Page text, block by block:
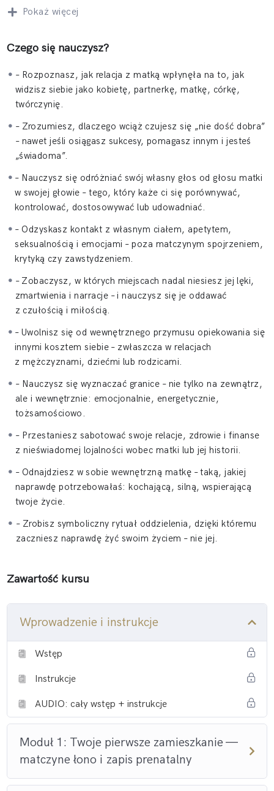
wszystkie książki.
Ale jeśli w środku nadal jesteś przywiązana do swojej matki
— to wciąż żyjesz jej historią. Nie swoją.
Ten dotyka wszelkich spraw i tematów, w których Twoja
matka (lub jej brak) ma znaczenie.
Zdejmuje z barków to, co niosłaś przez całe życie.
Czy często czujesz, że musisz się starać, żeby zasłużyć?
Masz wrażenie, że jesteś za dużo… albo za mało?
Przyciągasz ludzi, którzy cię nie widzą, nie szanują, nie
Trudno ci być czułą i spokojną… bo wciąż jesteś napięta
Albo po prostu nie czujesz siebie — tylko obowiązki,
zadania, presję?
Wszystko to prowadzi do jednego źródła: Twojej relacji
z matką.
Nie tej, która zaplatała ci warkocze i gotowała rosół.
Ale tej, która nadal mieszka w twoim ciele, głosie
i wyborach.
Ten kurs to intymna podróż. Rytuał wyjścia z cienia.
waszej relacji — od Twojego porodu i pierwszych chwil w ciele
seksualności, pieniądzach, aż po moment, w którym stajesz
na własnych nogach jako TY — nie jako „córka matki”.
Dowiesz się:
dlaczego od lat masz te same problemy z ciałem,
emocjami albo relacjami,
mężczyznach i pieniądzach wciąż działają w Tobie,
jak przestać być „grzeczną dziewczynką” i zacząć żyć
Pokaż więcej
Czego się nauczysz?
– Rozpoznasz, jak relacja z matką wpłynęła na to, jak
widzisz siebie jako kobietę, partnerkę, matkę, córkę,
twórczynię.
– Zrozumiesz, dlaczego wciąż czujesz się „nie dość dobra”
– nawet jeśli osiągasz sukcesy, pomagasz innym i jesteś
„świadoma”.
– Nauczysz się odróżniać swój własny głos od głosu matki
w swojej głowie – tego, który każe ci się porównywać,
kontrolować, dostosowywać lub udowadniać.
– Odzyskasz kontakt z własnym ciałem, apetytem,
seksualnością i emocjami – poza matczynym spojrzeniem,
krytyką czy zawstydzeniem.
– Zobaczysz, w których miejscach nadal niesiesz jej lęki,
zmartwienia i narracje – i nauczysz się je oddawać
z czułością i miłością.
– Uwolnisz się od wewnętrznego przymusu opiekowania się
innymi kosztem siebie – zwłaszcza w relacjach
z mężczyznami, dziećmi lub rodzicami.
– Nauczysz się wyznaczać granice – nie tylko na zewnątrz,
ale i wewnętrznie: emocjonalnie, energetycznie,
tożsamościowo.
– Przestaniesz sabotować swoje relacje, zdrowie i finanse
z nieświadomej lojalności wobec matki lub jej historii.
– Odnajdziesz w sobie wewnętrzną matkę – taką, jakiej
naprawdę potrzebowałaś: kochającą, silną, wspierającą
twoje życie.
– Zrobisz symboliczny rytuał oddzielenia, dzięki któremu
zaczniesz naprawdę żyć swoim życiem – nie jej.
Zawartość kursu
Wprowadzenie i instrukcje
Wstęp
Instrukcje
AUDIO: cały wstęp + instrukcje
Moduł 1: Twoje pierwsze zamieszkanie —
matczyne łono i zapis prenatalny